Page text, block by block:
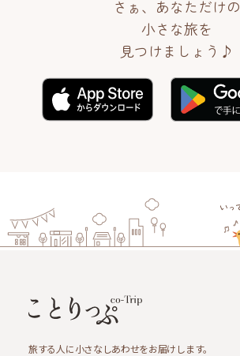
さぁ、あなただけの
小さな旅を
見つけましょう♪
旅する人に小さなしあわせをお届けします。